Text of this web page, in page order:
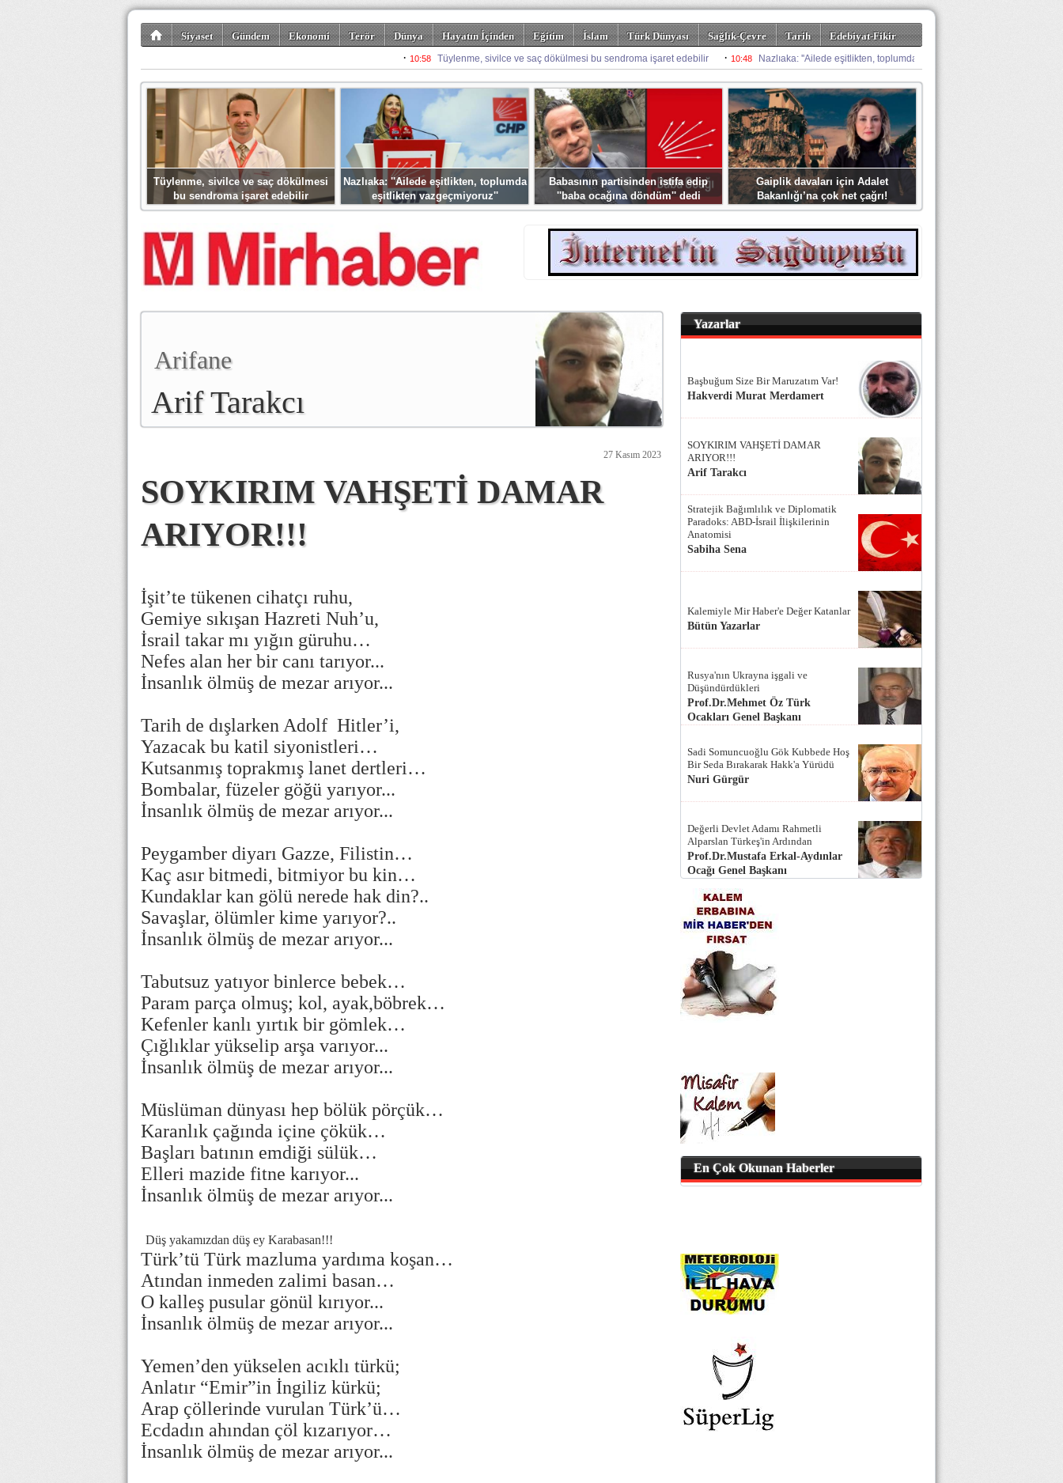
Siyaset Gündem Ekonomi Terör Dünya Hayatın İçinden Eğitim İslam Türk Dünyası Sağlık-Çevre Tarih
Edebiyat-Fikir
Spor Misafir Kalem Foto Galeriler
Tüylenme, sivilce ve saç dökülmesi
bu sendroma işaret edebilir
Nazlıaka: ''Ailede eşitlikten, toplumda
eşitlikten vazgeçmiyoruz''
Babasının partisinden istifa edip
''baba ocağına döndüm'' dedi
Gaiplik davaları için Adalet
Bakanlığı’na çok net çağrı!
Arifane
Arif Tarakcı
27 Kasım 2023
SOYKIRIM VAHŞETİ DAMAR
ARIYOR!!!
İşit’te tükenen cihatçı ruhu,
Gemiye sıkışan Hazreti Nuh’u,
İsrail takar mı yığın güruhu…
Nefes alan her bir canı tarıyor...
İnsanlık ölmüş de mezar arıyor...
Tarih de dışlarken Adolf Hitler’i,
Yazacak bu katil siyonistleri…
Kutsanmış toprakmış lanet dertleri…
Bombalar, füzeler göğü yarıyor...
İnsanlık ölmüş de mezar arıyor...
Peygamber diyarı Gazze, Filistin…
Kaç asır bitmedi, bitmiyor bu kin…
Kundaklar kan gölü nerede hak din?..
Savaşlar, ölümler kime yarıyor?..
İnsanlık ölmüş de mezar arıyor...
Tabutsuz yatıyor binlerce bebek…
Param parça olmuş; kol, ayak,böbrek…
Kefenler kanlı yırtık bir gömlek…
Çığlıklar yükselip arşa varıyor...
İnsanlık ölmüş de mezar arıyor...
Müslüman dünyası hep bölük pörçük…
Karanlık çağında içine çökük…
Başları batının emdiği sülük…
Elleri mazide fitne karıyor...
İnsanlık ölmüş de mezar arıyor...
Düş yakamızdan düş ey Karabasan!!!
Türk’tü Türk mazluma yardıma koşan…
Atından inmeden zalimi basan…
O kalleş pusular gönül kırıyor...
İnsanlık ölmüş de mezar arıyor...
Yemen’den yükselen acıklı türkü;
Anlatır “Emir”in İngiliz kürkü;
Arap çöllerinde vurulan Türk’ü…
Ecdadın ahından çöl kızarıyor…
İnsanlık ölmüş de mezar arıyor...
Yazarlar
Başbuğum Size Bir Maruzatım Var!
Hakverdi Murat Merdamert
SOYKIRIM VAHŞETİ DAMAR
ARIYOR!!!
Arif Tarakcı
Stratejik Bağımlılık ve Diplomatik
Paradoks: ABD-İsrail İlişkilerinin
Anatomisi
Sabiha Sena
Kalemiyle Mir Haber'e Değer Katanlar
Bütün Yazarlar
Rusya'nın Ukrayna işgali ve
Düşündürdükleri
Prof.Dr.Mehmet Öz Türk
Ocakları Genel Başkanı
Sadi Somuncuoğlu Gök Kubbede Hoş
Bir Seda Bırakarak Hakk'a Yürüdü
Nuri Gürgür
Değerli Devlet Adamı Rahmetli
Alparslan Türkeş'in Ardından
Prof.Dr.Mustafa Erkal-Aydınlar
Ocağı Genel Başkanı
En Çok Okunan Haberler